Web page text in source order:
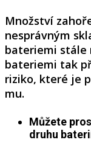
Množství
nesprávným
bateriemi stále
bateriemi tak
riziko, které je
mu.
Můžete
druhu